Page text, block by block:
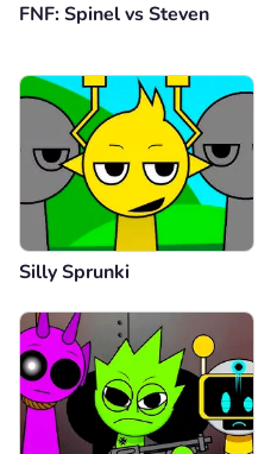
FNF: Spinel vs Steven
Silly Sprunki